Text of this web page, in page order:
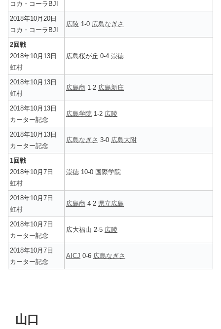
コカ・コーラBJI
2018年10月20日
コカ・コーラBJI
広陵 1-0 広島なぎさ
2回戦
2018年10月13日
虹村
広島桜が丘 0-4 崇徳
2018年10月13日
虹村
広島商 1-2 広島新庄
2018年10月13日
カーター記念
広島学院 1-2 広陵
2018年10月13日
カーター記念
広島なぎさ 3-0 広島大附
1回戦
2018年10月7日
虹村
崇徳 10-0 国際学院
2018年10月7日
虹村
広島商 4-2 県立広島
2018年10月7日
カーター記念
広大福山 2-5 広陵
2018年10月7日
カーター記念
AICJ 0-6 広島なぎさ
山口